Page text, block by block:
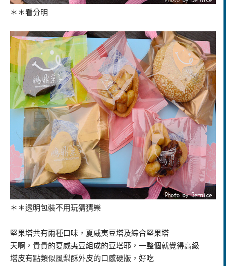
＊＊看分明
＊＊透明包裝不用玩猜猜樂
堅果塔共有兩種口味，夏威夷豆塔及綜合堅果塔
天啊，貴貴的夏威夷豆組成的豆塔耶，一整個就覺得高級
塔皮有點類似風梨酥外皮的口感硬版，好吃